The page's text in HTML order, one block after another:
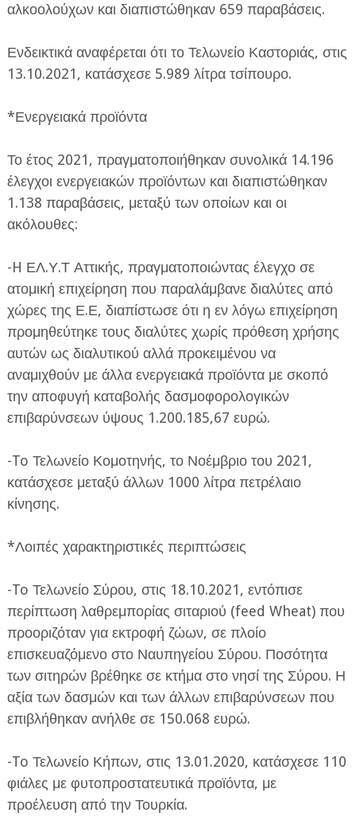
αλκοολούχων και διαπιστώθηκαν 659 παραβάσεις.
Ενδεικτικά αναφέρεται ότι το Τελωνείο Καστοριάς, στις
13.10.2021, κατάσχεσε 5.989 λίτρα τσίπουρο.
*Ενεργειακά προϊόντα
Το έτος 2021, πραγματοποιήθηκαν συνολικά 14.196
έλεγχοι ενεργειακών προϊόντων και διαπιστώθηκαν
1.138 παραβάσεις, μεταξύ των οποίων και οι
ακόλουθες:
-H ΕΛ.Υ.Τ Αττικής, πραγματοποιώντας έλεγχο σε
ατομική επιχείρηση που παραλάμβανε διαλύτες από
χώρες της Ε.Ε, διαπίστωσε ότι η εν λόγω επιχείρηση
προμηθεύτηκε τους διαλύτες χωρίς πρόθεση χρήσης
αυτών ως διαλυτικού αλλά προκειμένου να
αναμιχθούν με άλλα ενεργειακά προϊόντα με σκοπό
την αποφυγή καταβολής δασμοφορολογικών
επιβαρύνσεων ύψους 1.200.185,67 ευρώ.
-To Τελωνείο Κομοτηνής, το Νοέμβριο του 2021,
κατάσχεσε μεταξύ άλλων 1000 λίτρα πετρέλαιο
κίνησης.
*Λοιπές χαρακτηριστικές περιπτώσεις
-To Τελωνείο Σύρου, στις 18.10.2021, εντόπισε
περίπτωση λαθρεμπορίας σιταριού (feed Wheat) που
προοριζόταν για εκτροφή ζώων, σε πλοίο
επισκευαζόμενο στο Ναυπηγείου Σύρου. Ποσότητα
των σιτηρών βρέθηκε σε κτήμα στο νησί της Σύρου. Η
αξία των δασμών και των άλλων επιβαρύνσεων που
επιβλήθηκαν ανήλθε σε 150.068 ευρώ.
-To Τελωνείο Κήπων, στις 13.01.2020, κατάσχεσε 110
φιάλες με φυτοπροστατευτικά προϊόντα, με
προέλευση από την Τουρκία.